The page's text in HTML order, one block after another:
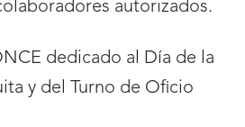
autorizados.